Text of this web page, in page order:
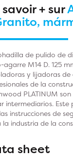
savoir + sur
de pulido de
agarre M14 D. 125
y lijadoras
de la
PLATINUM
intermediarios.
instrucciones de
la industria de la
sheet